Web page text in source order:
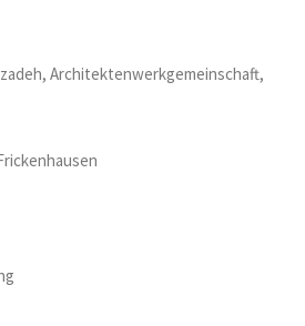
Architektenwerkgemeinschaft,